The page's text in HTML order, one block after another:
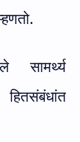
सामर्थ्य
हितसंबंधांत